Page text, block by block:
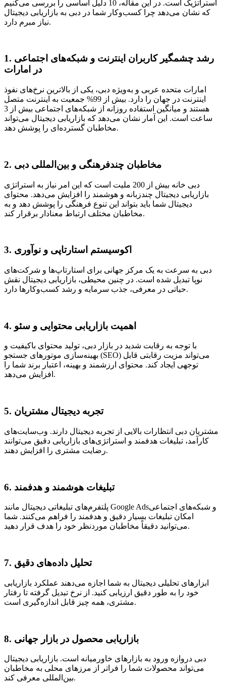
استراتژیک است. در این مقاله، 10 دلیل اساسی را بررسی می‌کنیم
که نشان می‌دهد چرا کسب‌وکار شما در دبی به بازاریابی دیجیتال
نیاز مبرم دارد.
1. رشد چشمگیر کاربران اینترنت و شبکه‌های اجتماعی
در امارات
امارات متحده عربی و به‌ویژه دبی، یکی از بالاترین نرخ‌های نفوذ
اینترنت در جهان را دارد. بیش از 99% جمعیت به اینترنت متصل
هستند و میانگین استفاده روزانه از شبکه‌های اجتماعی بیش از 3
ساعت است. این آمار نشان می‌دهد که بازاریابی دیجیتال می‌تواند
مخاطبان گسترده‌ای را پوشش دهد.
2. مخاطبان چندفرهنگی و بین‌المللی دبی
دبی خانه بیش از 200 ملیت است که این امر نیاز به استراتژی
بازاریابی دیجیتال چندزبانه و هوشمند را افزایش می‌دهد. محتوای
دیجیتال شما باید بتواند این تنوع فرهنگی را پوشش دهد و به
مخاطبان مختلف ارتباط معنادار برقرار کند.
3. اکوسیستم استارتاپی و نوآوری
دبی به سرعت به یک مرکز جهانی برای استارتاپ‌ها و شرکت‌های
نوپا تبدیل شده است. در چنین محیطی، بازاریابی دیجیتال نقش
حیاتی در معرفی، جذب سرمایه و رشد کسب‌وکارها دارد.
4. اهمیت بازاریابی محتوایی و سئو
با توجه به رقابت شدید در بازار دبی، تولید محتوای باکیفیت و
بهینه‌سازی موتورهای جستجو (SEO) می‌تواند مزیت رقابتی قابل
توجهی ایجاد کند. محتوای ارزشمند و بهینه، اعتبار برند شما را
افزایش می‌دهد.
5. تجربه دیجیتال مشتریان
مشتریان دبی انتظارات بالایی از تجربه دیجیتال دارند. وب‌سایت‌های
کارآمد، تبلیغات هدفمند و استراتژی‌های بازاریابی دقیق می‌توانند
رضایت مشتری را افزایش دهند.
6. تبلیغات هوشمند و هدفمند
پلتفرم‌های تبلیغاتی دیجیتال مانند Google Adsو شبکه‌های اجتماعی
امکان تبلیغات بسیار دقیق و هدفمند را فراهم می‌کنند. شما
می‌توانید دقیقاً مخاطبان موردنظر خود را هدف قرار دهید.
7. تحلیل داده‌های دقیق
ابزارهای تحلیلی دیجیتال به شما اجازه می‌دهند عملکرد بازاریابی
خود را به طور دقیق ارزیابی کنید. از نرخ تبدیل گرفته تا رفتار
مشتری، همه چیز قابل اندازه‌گیری است.
8. بازاریابی محصول در بازار جهانی
دبی دروازه ورود به بازارهای خاورمیانه است. بازاریابی دیجیتال
می‌تواند محصولات شما را فراتر از مرزهای محلی به مخاطبان
بین‌المللی معرفی کند.